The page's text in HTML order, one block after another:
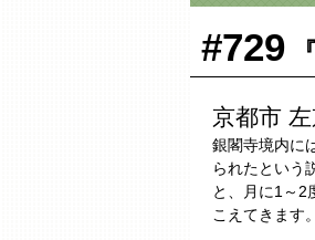
#729
京都市
銀閣寺境内に
られたという
と、月に1～2
こえてきます